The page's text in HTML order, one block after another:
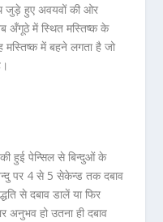
जुड़े हुए अवयवों की ओर
अँगूठे में स्थित मस्तिष्क के
मस्तिष्क में बहने लगता है जो
हुई पेन्सिल से बिन्दुओं के
पर 4 से 5 सेकेन्ड तक दबाव
से दबाव डालें या फिर
अनुभव हो उतना ही दबाव